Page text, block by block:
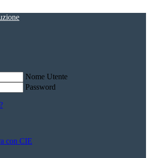
Nome Utente
Password
con CIE